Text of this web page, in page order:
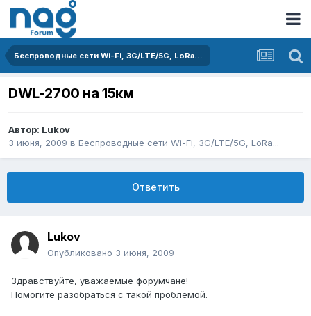
Беспроводные сети Wi-Fi, 3G/LTE/5G, LoRa...
DWL-2700 на 15км
Автор: Lukov
3 июня, 2009 в Беспроводные сети Wi-Fi, 3G/LTE/5G, LoRa...
Ответить
Lukov
Опубликовано 3 июня, 2009
Здравствуйте, уважаемые форумчане!
Помогите разобраться с такой проблемой.